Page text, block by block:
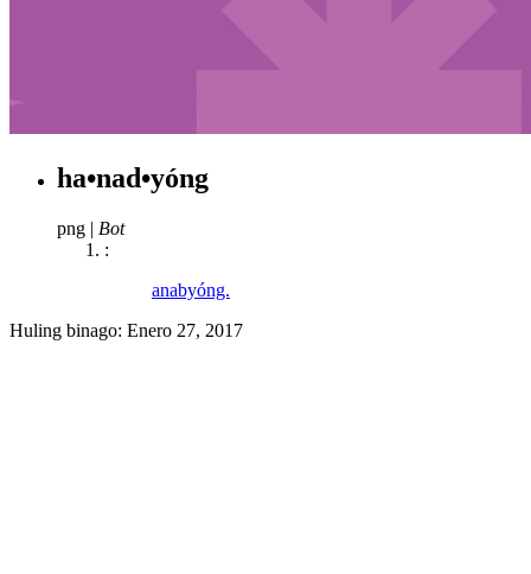
ha•nad•yóng
png | Bot
:
anabyóng.
Huling binago: Enero 27, 2017